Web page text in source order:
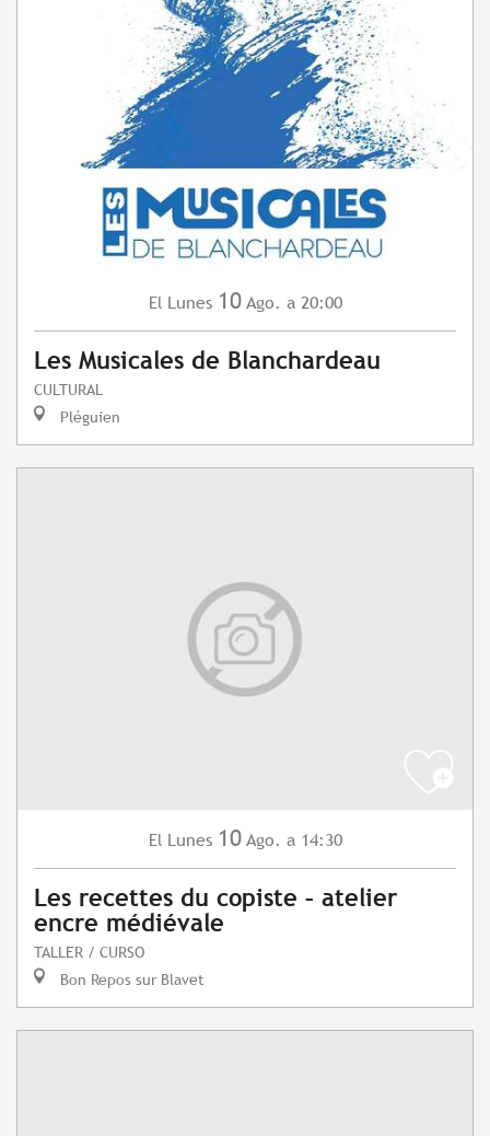
El Lunes 10 Ago. a 20:00
Les Musicales de Blanchardeau
CULTURAL
Pléguien
El Lunes 10 Ago. a 14:30
Les recettes du copiste – atelier
encre médiévale
TALLER / CURSO
Bon Repos sur Blavet